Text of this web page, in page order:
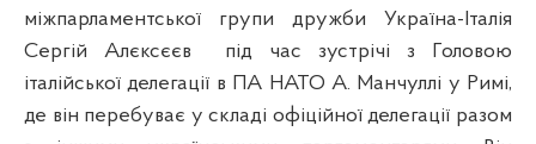
міжпарламентської групи дружби Україна-Італія
Сергій Алєксєєв
під час зустрічі з Головою
італійської делегації в ПА НАТО А. Манчуллі у Римі,
де він перебуває у складі офіційної делегації разом